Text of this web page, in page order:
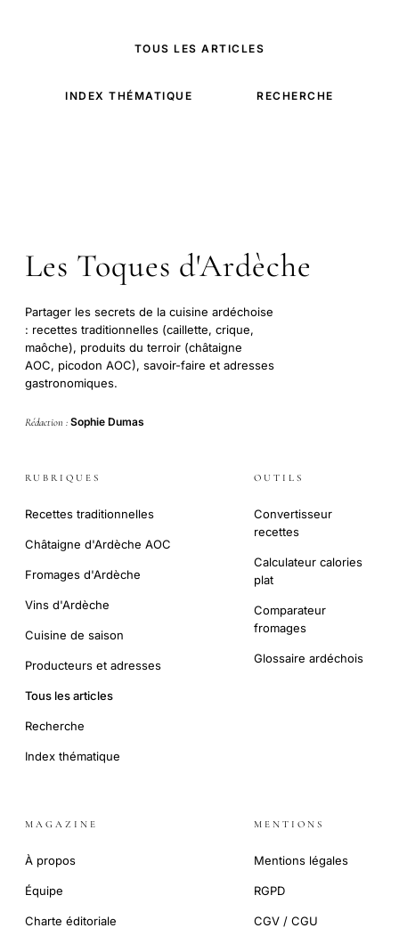
TOUS LES ARTICLES
INDEX THÉMATIQUE RECHERCHE
Les Toques d'Ardèche
Partager les secrets de la cuisine ardéchoise
: recettes traditionnelles (caillette, crique,
maôche), produits du terroir (châtaigne
AOC, picodon AOC), savoir-faire et adresses
gastronomiques.
Rédaction : Sophie Dumas
RUBRIQUES
Recettes traditionnelles
Châtaigne d'Ardèche AOC
Fromages d'Ardèche
Vins d'Ardèche
Cuisine de saison
Producteurs et adresses
Tous les articles
Recherche
Index thématique
OUTILS
Convertisseur
recettes
Calculateur calories
plat
Comparateur
fromages
Glossaire ardéchois
MAGAZINE
À propos
Équipe
Charte éditoriale
MENTIONS
Mentions légales
RGPD
CGV / CGU